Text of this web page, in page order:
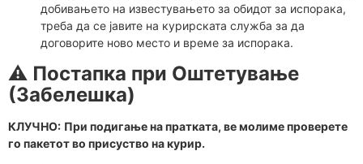
добивањето на известувањето за обидот за испорака,
треба да се јавите на курирската служба за да
договорите ново место и време за испорака.
⚠️ Постапка при Оштетување
(Забелешка)
КЛУЧНО: При подигање на пратката, ве молиме проверете
го пакетот во присуство на курир.